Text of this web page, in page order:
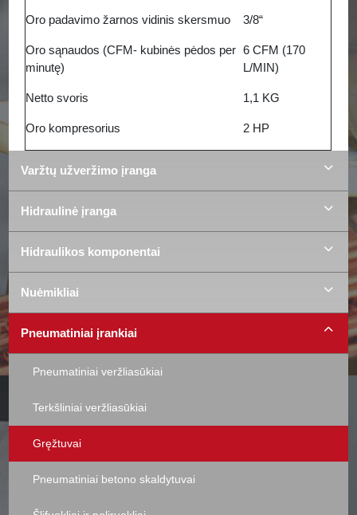
Varžtų užveržimo įranga
Hidraulinė įranga
Hidraulikos komponentai
Nuėmikliai
Pneumatiniai įrankiai
Pneumatiniai veržliasūkiai
Terkšliniai veržliasūkiai
Gręžtuvai
Pneumatiniai betono skaldytuvai
Oro padavimo žarnos vidinis skersmuo 3/8“
Oro sąnaudos (CFM- kubinės pėdos per
minutę)
6 CFM (170
L/MIN)
Netto svoris 1,1 KG
Oro kompresorius 2 HP